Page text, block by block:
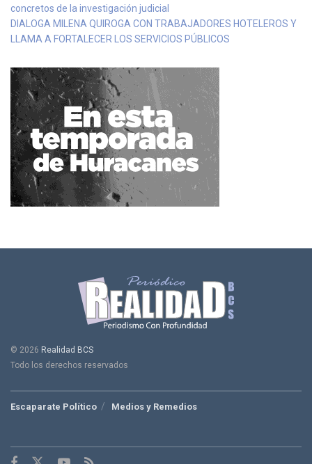
concretos de la investigación judicial
DIALOGA MILENA QUIROGA CON TRABAJADORES HOTELEROS Y
LLAMA A FORTALECER LOS SERVICIOS PÚBLICOS
© 2026 Realidad BCS
Todo los derechos reservados
Escaparate Político Medios y Remedios